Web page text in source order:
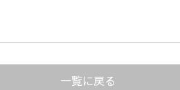
一覧に戻る